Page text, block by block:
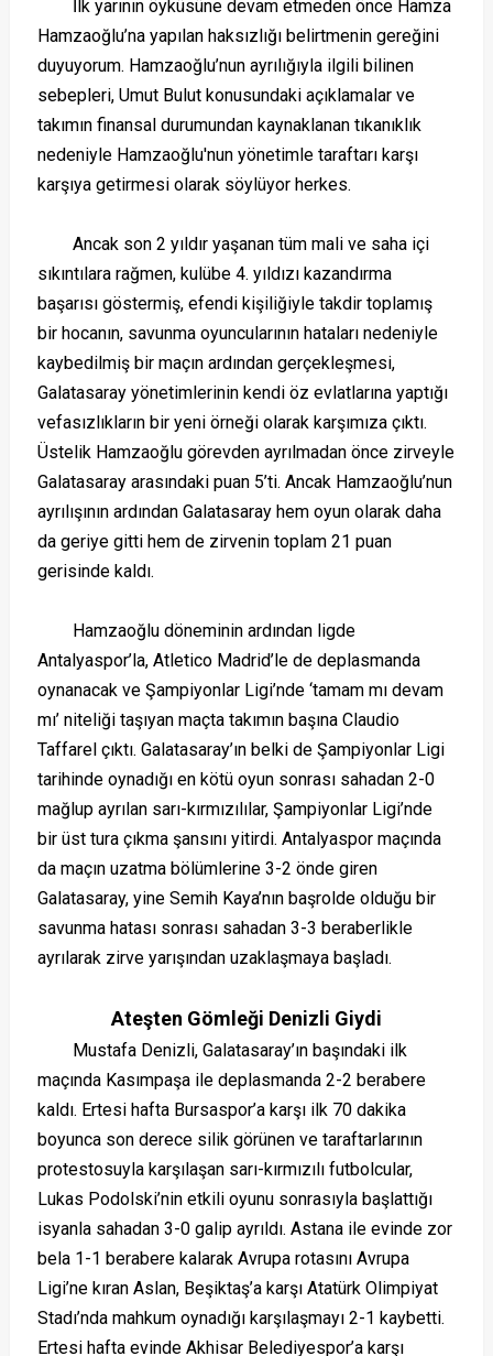
İlk yarının öyküsüne devam etmeden önce Hamza
Hamzaoğlu’na yapılan haksızlığı belirtmenin gereğini
duyuyorum. Hamzaoğlu’nun ayrılığıyla ilgili bilinen
sebepleri, Umut Bulut konusundaki açıklamalar ve
takımın finansal durumundan kaynaklanan tıkanıklık
nedeniyle Hamzaoğlu'nun yönetimle taraftarı karşı
karşıya getirmesi olarak söylüyor herkes.
Ancak son 2 yıldır yaşanan tüm mali ve saha içi
sıkıntılara rağmen, kulübe 4. yıldızı kazandırma
başarısı göstermiş, efendi kişiliğiyle takdir toplamış
bir hocanın, savunma oyuncularının hataları nedeniyle
kaybedilmiş bir maçın ardından gerçekleşmesi,
Galatasaray yönetimlerinin kendi öz evlatlarına yaptığı
vefasızlıkların bir yeni örneği olarak karşımıza çıktı.
Üstelik Hamzaoğlu görevden ayrılmadan önce zirveyle
Galatasaray arasındaki puan 5’ti. Ancak Hamzaoğlu’nun
ayrılışının ardından Galatasaray hem oyun olarak daha
da geriye gitti hem de zirvenin toplam 21 puan
gerisinde kaldı.
Hamzaoğlu döneminin ardından ligde
Antalyaspor’la, Atletico Madrid’le de deplasmanda
oynanacak ve Şampiyonlar Ligi’nde ‘tamam mı devam
mı’ niteliği taşıyan maçta takımın başına Claudio
Taffarel çıktı. Galatasaray’ın belki de Şampiyonlar Ligi
tarihinde oynadığı en kötü oyun sonrası sahadan 2-0
mağlup ayrılan sarı-kırmızılılar, Şampiyonlar Ligi’nde
bir üst tura çıkma şansını yitirdi. Antalyaspor maçında
da maçın uzatma bölümlerine 3-2 önde giren
Galatasaray, yine Semih Kaya’nın başrolde olduğu bir
savunma hatası sonrası sahadan 3-3 beraberlikle
ayrılarak zirve yarışından uzaklaşmaya başladı.
Ateşten Gömleği Denizli Giydi
Mustafa Denizli, Galatasaray’ın başındaki ilk
maçında Kasımpaşa ile deplasmanda 2-2 berabere
kaldı. Ertesi hafta Bursaspor’a karşı ilk 70 dakika
boyunca son derece silik görünen ve taraftarlarının
protestosuyla karşılaşan sarı-kırmızılı futbolcular,
Lukas Podolski’nin etkili oyunu sonrasıyla başlattığı
isyanla sahadan 3-0 galip ayrıldı. Astana ile evinde zor
bela 1-1 berabere kalarak Avrupa rotasını Avrupa
Ligi’ne kıran Aslan, Beşiktaş’a karşı Atatürk Olimpiyat
Stadı’nda mahkum oynadığı karşılaşmayı 2-1 kaybetti.
Ertesi hafta evinde Akhisar Belediyespor’a karşı